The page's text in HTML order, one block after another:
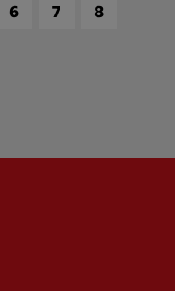
6 7
8